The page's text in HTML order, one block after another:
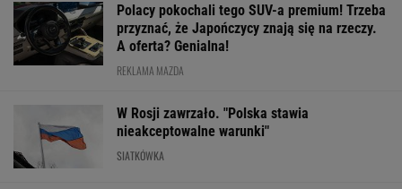
Polacy pokochali tego SUV-a premium! Trzeba
przyznać, że Japończycy znają się na rzeczy.
A oferta? Genialna!
REKLAMA MAZDA
W Rosji zawrzało. "Polska stawia
nieakceptowalne warunki"
SIATKÓWKA